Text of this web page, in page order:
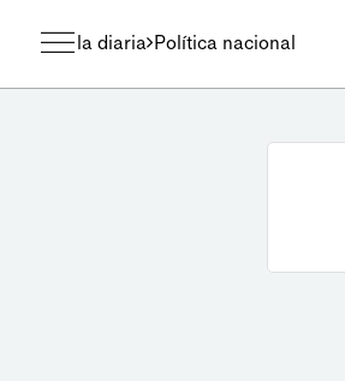
la diaria Política nacional